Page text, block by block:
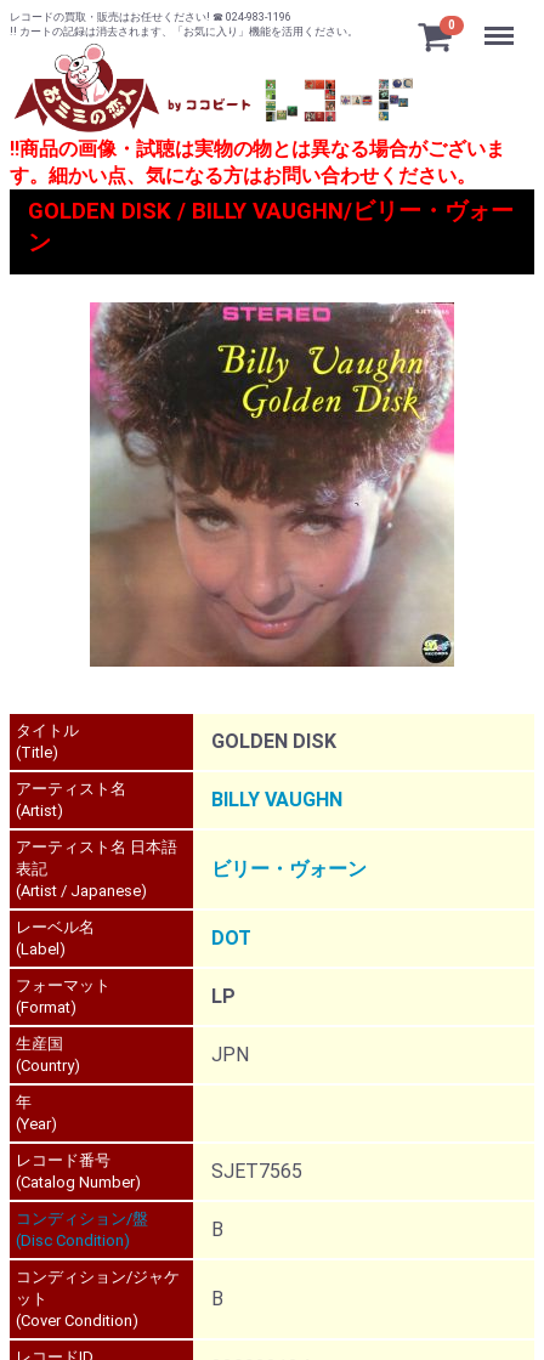
レコードの買取・販売はお任せください! ☎ 024-983-1196
!! カートの記録は消去されます、「お気に入り」機能を活用ください。
0 Menu
!!商品の画像・試聴は実物の物とは異なる場合がございま
す。細かい点、気になる方はお問い合わせください。
GOLDEN DISK / BILLY VAUGHN/ビリー・ヴォー
ン
タイトル
(Title)
GOLDEN DISK
アーティスト名
(Artist)
BILLY VAUGHN
アーティスト名 日本語
表記
(Artist / Japanese)
ビリー・ヴォーン
レーベル名
(Label)
DOT
フォーマット
(Format)
LP
生産国
(Country)
JPN
年
(Year)
レコード番号
(Catalog Number)
SJET7565
コンディション/盤
(Disc Condition)
B
コンディション/ジャケ
ット
(Cover Condition)
B